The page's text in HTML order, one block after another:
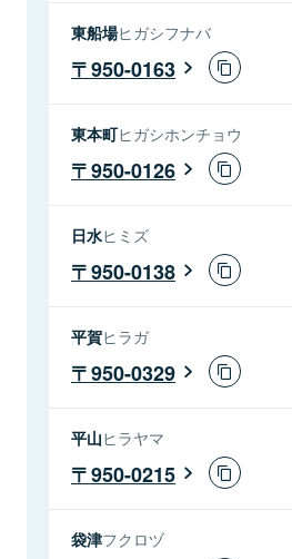
東船場ヒガシフナバ
950-0163
東本町ヒガシホンチョウ
950-0126
日水ヒミズ
950-0138
平賀ヒラガ
950-0329
平山ヒラヤマ
950-0215
袋津フクロヅ